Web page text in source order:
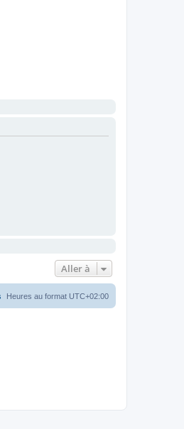
Aller à
Heures au format UTC+02:00